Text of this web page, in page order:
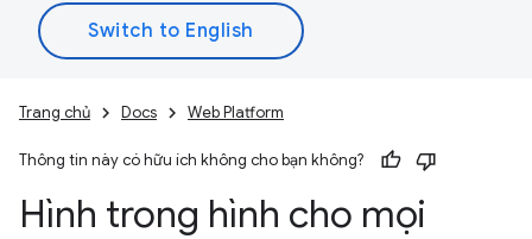
Trang chủ Docs Web Platform
Thông tin này có hữu ích không cho bạn không?
Hình trong hình cho mọi